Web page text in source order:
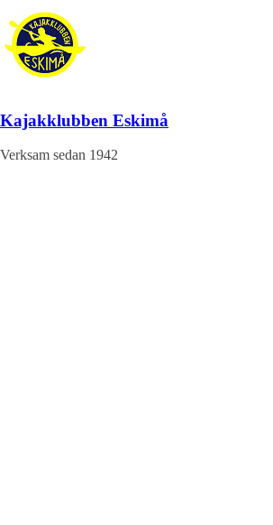
till
innehåll
Kajakklubben Eskimå
Verksam sedan 1942